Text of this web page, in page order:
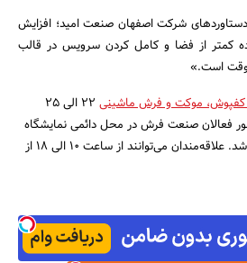
جستجو
شرکت اصفهان صنعت امید؛ افزایش
کمتر از فضا و کامل کردن سرویس در قالب
است.»
کفپوش، موکت و فرش ماشینی
22 الی 25
سال 1398 با حضور فعالان صنعت فرش در محل دائمی نمایشگاه
بین‌المللی تهران برگزار خواهد شد. علاقه‌مندان می‌توانند از ساعت 10 الی 18 از